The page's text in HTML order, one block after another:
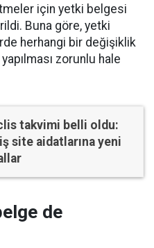
için yetki belgesi
Buna göre, yetki
herhangi bir değişiklik
zorunlu hale
takvimi belli oldu:
site aidatlarına yeni
de